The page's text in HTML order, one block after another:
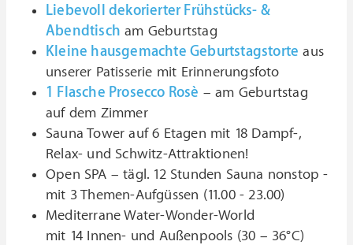
Liebevoll dekorierter Frühstücks- &
Abendtisch am Geburtstag
Kleine hausgemachte Geburtstagstorte aus
unserer Patisserie mit Erinnerungsfoto
1 Flasche Prosecco Rosè – am Geburtstag
auf dem Zimmer
Sauna Tower auf 6 Etagen mit 18 Dampf-,
Relax- und Schwitz-Attraktionen!
Open SPA – tägl. 12 Stunden Sauna nonstop -
mit 3 Themen-Aufgüssen (11.00 - 23.00)
Mediterrane Water-Wonder-World
mit 14 Innen- und Außenpools (30 – 36°C)